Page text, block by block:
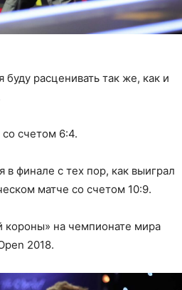
расценивать так же, как и
счетом 6:4.
в финале с тех пор, как выиграл
матче со счетом 10:9.
короны» на чемпионате мира
2018.